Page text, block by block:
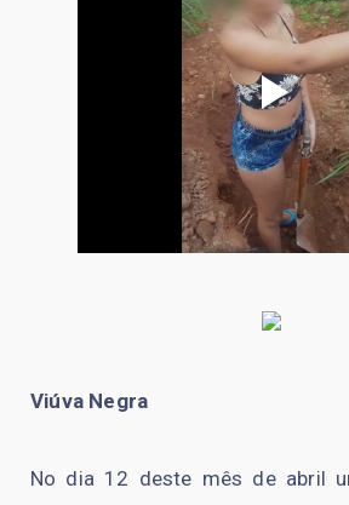
Viúva Negra
No dia 12 deste mês de abril